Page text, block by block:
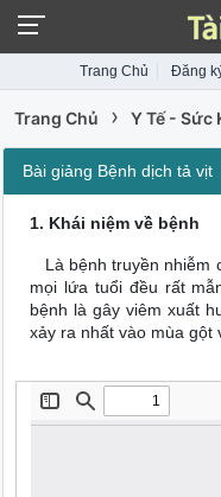
Trang Chủ Đăng
Trang Chủ › Y Tế - Sức
Bài giảng Bệnh dịch tả vịt
1. Khái niệm về bệnh
Là bệnh truyền nhiễm
mọi lứa tuổi đều rất
bệnh là gây viêm xuất
xảy ra nhất vào mùa gột